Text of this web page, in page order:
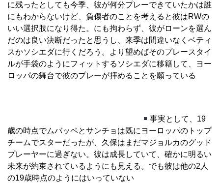
に残ったとしても今季、彼が何分プレーできていたかは誰
にもわからないけど、負傷者のことを考えると彼はRWの
いい選択肢になり得た。にも拘わらず、彼がローンを選ん
だのは良い決断だったと思うし、来季は間違いなくベティ
スかソシエダに行くだろう。より望めばそのプレースタイ
ルが手袋のようにフィットするソシエダに移籍して、ヨー
ロッパの舞台で彼のプレーが拝めることを願っている
事実として、19
歳の時点でムバッペとサンチョは既にヨーロッパのトップ
チームでスターだったが、久保はまだマジョルカのグッド
プレーヤーに過ぎない。彼は成長していて、確かに明るい
未来が約束されているようにも見える。でも彼は他の2人
の19歳時点のようにはいっていない